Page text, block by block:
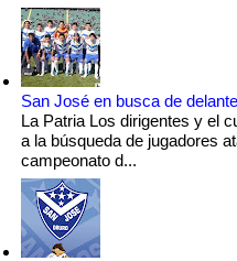
San José en busca de
La Patria Los dirigentes y el
a la búsqueda de jugadores
campeonato d...